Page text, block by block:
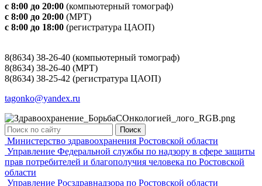
с 8:00 до 20:00 (компьютерный томограф)
с 8:00 до 20:00 (МРТ)
с 8:00 до 18:00 (регистратура ЦАОП)
8(8634) 38-26-40 (компьютерный томограф)
8(8634) 38-26-40 (МРТ)
8(8634) 38-25-42 (регистратура ЦАОП)
tagonko@yandex.ru
Поиск
Министерство здравоохранения Ростовской области
Управление Федеральной службы по надзору в сфере защиты
прав потребителей и благополучия человека по Ростовской
области
Управление Росздравнадзора по Ростовской области